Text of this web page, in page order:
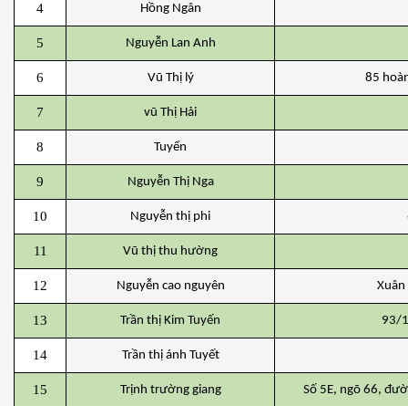
4 Hồng Ngân
5 Nguyễn Lan Anh
6 Vũ Thị lý 85
7 vũ Thị Hải
8 Tuyển
9 Nguyễn Thị Nga
10 Nguyễn thị phi
11 Vũ thị thu hường
12 Nguyễn cao nguyên
13 Trần thị Kim Tuyến 93/
14 Trần thị ánh Tuyết
15 Trịnh trường giang Số 5E, ngõ 66,